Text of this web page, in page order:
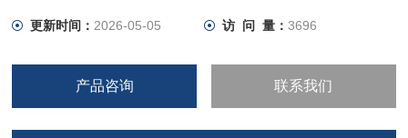
更新时间： 2026-05-05 访 问 量： 3696
产品咨询 联系我们